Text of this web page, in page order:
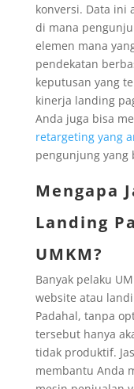
konversi. Data ini
di mana
elemen mana
pendekatan
keputusan yang
kinerja landing
Anda juga bisa
retargeting yang
pengunjung yang
Mengapa
Landing
UMKM?
Banyak pelaku
website atau
Padahal, tanpa
tersebut hanya
tidak produktif.
membantu Anda